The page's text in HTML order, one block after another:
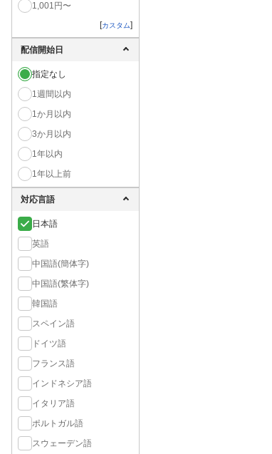
1,001円〜
[カスタム]
配信開始日
指定なし
1週間以内
1か月以内
3か月以内
1年以内
1年以上前
対応言語
日本語
英語
中国語(簡体字)
中国語(繁体字)
韓国語
スペイン語
ドイツ語
フランス語
インドネシア語
イタリア語
ポルトガル語
スウェーデン語